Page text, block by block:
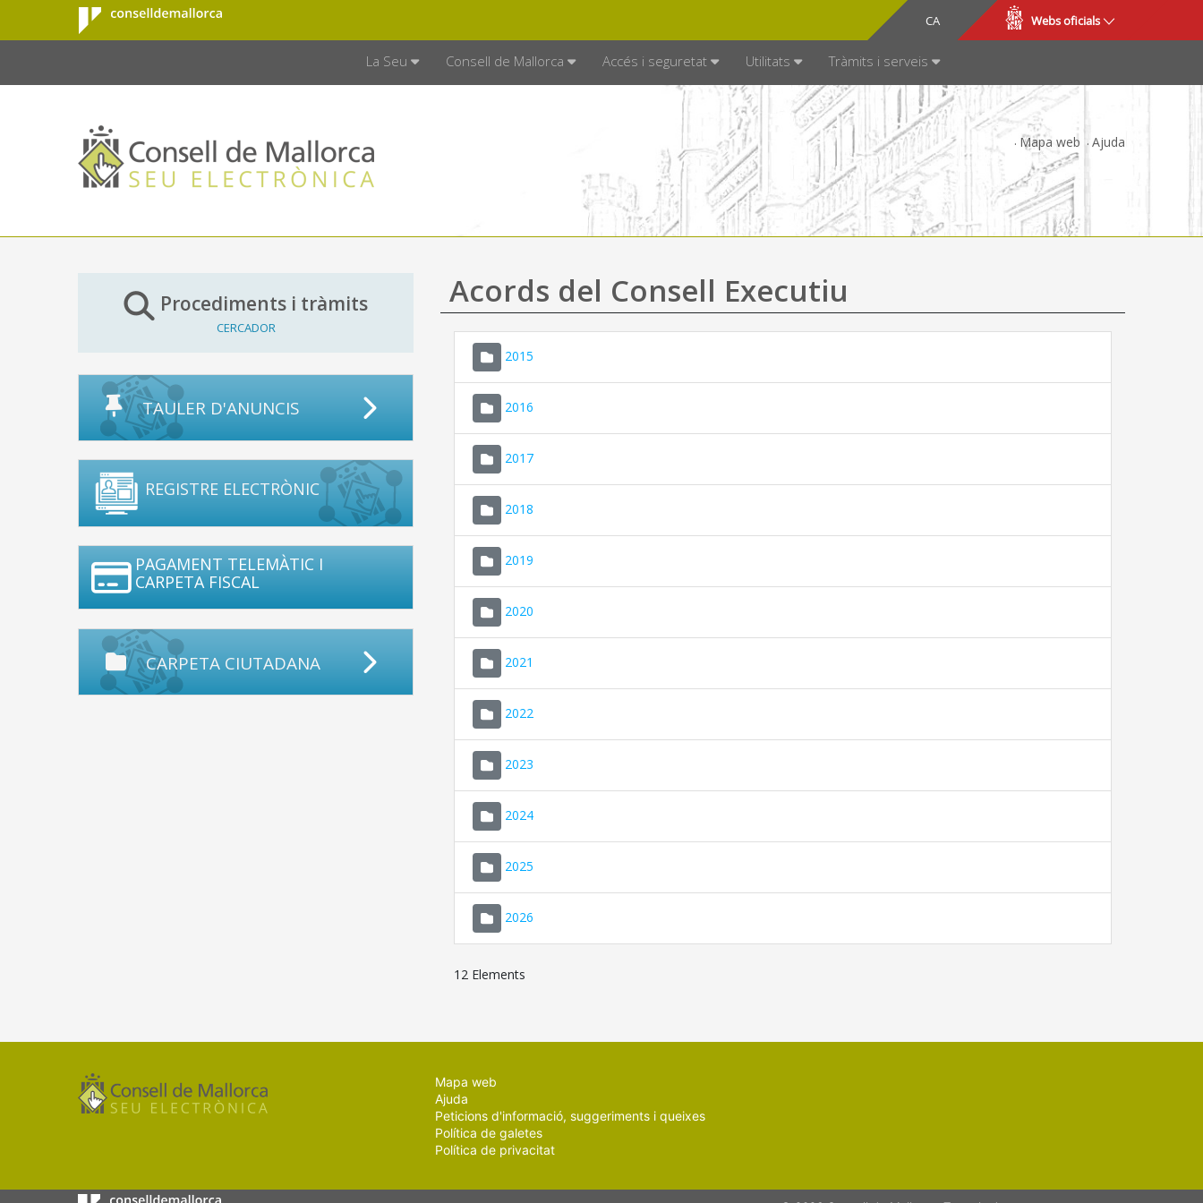
Salta al contingut principal
Consell de
Mallorca
CA
ES Webs oficials
La Seu Consell de Mallorca Accés i seguretat Utilitats Tràmits i serveis
Mapa web Ajuda
Procediments i tràmits
CERCADOR
TAULER D'ANUNCIS
REGISTRE ELECTRÒNIC
PAGAMENT TELEMÀTIC I
CARPETA FISCAL
CARPETA CIUTADANA
Acords del Consell Executiu
2015
2016
2017
2018
2019
2020
2021
2022
2023
2024
2025
2026
12 Elements
Mapa web
Ajuda
Peticions d'informació, suggeriments i queixes
Política de galetes
Política de privacitat